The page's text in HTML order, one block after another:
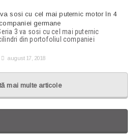
3 va sosi cu cel mai puternic
din portofoliul companiei
august 17, 2018
mai multe articole